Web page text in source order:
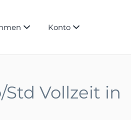
Konto
Vollzeit in